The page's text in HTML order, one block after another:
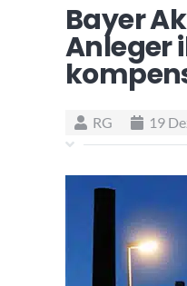
Bayer
Anleger
RG 19